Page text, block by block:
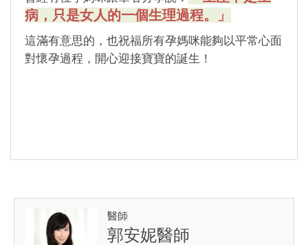
病，只是女人的一個生理過程。」
這滿有意思的，也祝福所有孕媽咪能夠以平常心面
對懷孕過程，開心迎接寶寶的誕生！
醫師
郭安妮醫師